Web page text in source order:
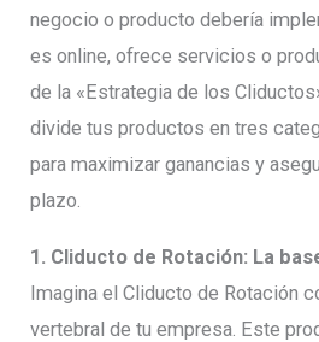
negocio o producto debería
es online, ofrece servicios o
de la «Estrategia de los
divide tus productos en tres
para maximizar ganancias y
plazo.
1. Cliducto de Rotación: La
Imagina el Cliducto de Rotación
vertebral de tu empresa. Este